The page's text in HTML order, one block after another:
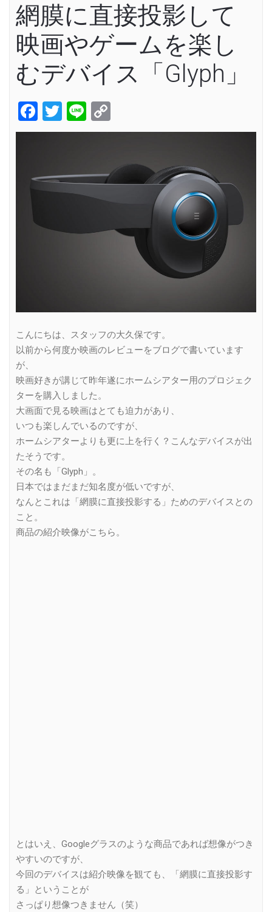
網膜に直接投影して
映画やゲームを楽し
むデバイス「Glyph」
Facebook
Twitter
Line
Link
こんにちは、スタッフの大久保です。
以前から何度か映画のレビューをブログで書いています
が、
映画好きが講じて昨年遂にホームシアター用のプロジェク
ターを購入しました。
大画面で見る映画はとても迫力があり、
いつも楽しんでいるのですが、
ホームシアターよりも更に上を行く？こんなデバイスが出
たそうです。
その名も「Glyph」。
日本ではまだまだ知名度が低いですが、
なんとこれは「網膜に直接投影する」ためのデバイスとの
こと。
商品の紹介映像がこちら。
とはいえ、Googleグラスのような商品であれば想像がつき
やすいのですが、
今回のデバイスは紹介映像を観ても、「網膜に直接投影す
る」ということが
さっぱり想像つきません（笑）